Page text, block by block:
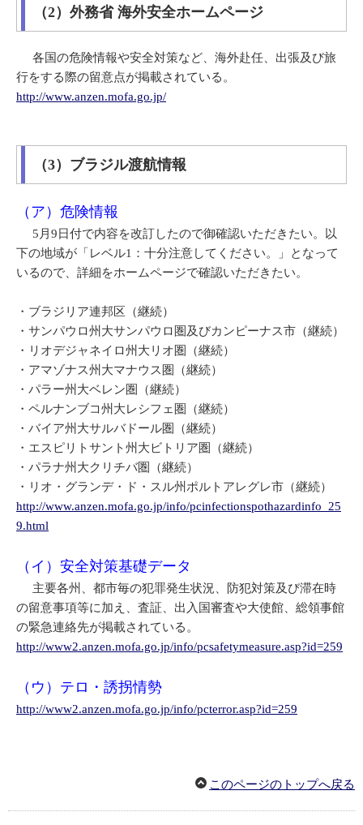
（2）外務省 海外安全ホームページ
各国の危険情報や安全対策など、海外赴任、出張及び旅
行をする際の留意点が掲載されている。
http://www.anzen.mofa.go.jp/
（3）ブラジル渡航情報
（ア）危険情報
5月9日付で内容を改訂したので御確認いただきたい。以
下の地域が「レベル1：十分注意してください。」となって
いるので、詳細をホームページで確認いただきたい。
・ブラジリア連邦区（継続）
・サンパウロ州大サンパウロ圏及びカンピーナス市（継続）
・リオデジャネイロ州大リオ圏（継続）
・アマゾナス州大マナウス圏（継続）
・パラー州大ベレン圏（継続）
・ペルナンブコ州大レシフェ圏（継続）
・バイア州大サルバドール圏（継続）
・エスピリトサント州大ビトリア圏（継続）
・パラナ州大クリチバ圏（継続）
・リオ・グランデ・ド・スル州ポルトアレグレ市（継続）
http://www.anzen.mofa.go.jp/info/pcinfectionspothazardinfo_25
9.html
（イ）安全対策基礎データ
主要各州、都市毎の犯罪発生状況、防犯対策及び滞在時
の留意事項等に加え、査証、出入国審査や大使館、総領事館
の緊急連絡先が掲載されている。
http://www2.anzen.mofa.go.jp/info/pcsafetymeasure.asp?id=259
（ウ）テロ・誘拐情勢
http://www2.anzen.mofa.go.jp/info/pcterror.asp?id=259
このページのトップへ戻る